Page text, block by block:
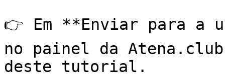
👉 Em **Enviar para a
no painel da
deste tutorial.